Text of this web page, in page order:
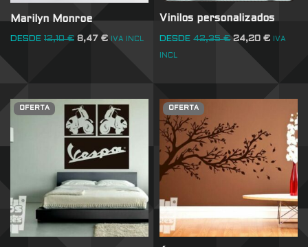
Marilyn Monroe
DESDE 12,10€ 8,47 € IVA INCL
Vinilos personalizados
DESDE 42,35€ 24,20€ IVA
INCL
OFERTA OFERTA